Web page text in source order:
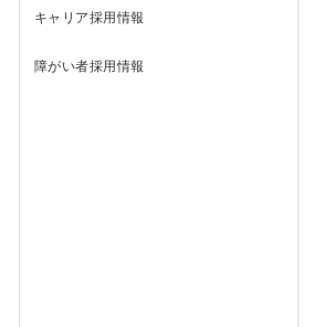
キャリア採用情報
障がい者採用情報